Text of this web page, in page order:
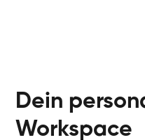
Dein
Workspace